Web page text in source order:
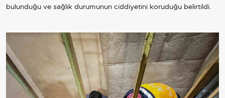
bulunduğu ve sağlık durumunun ciddiyetini koruduğu belirtildi.